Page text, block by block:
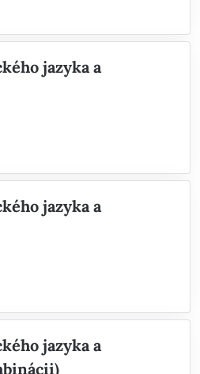
jazyka a
jazyka a
jazyka a